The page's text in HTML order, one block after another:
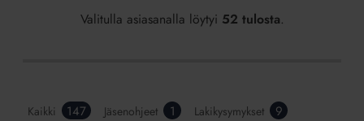
Valitulla asiasanalla löytyi 52 tulosta.
Kaikki 147 Jäsenohjeet 1 Lakikysymykset 9